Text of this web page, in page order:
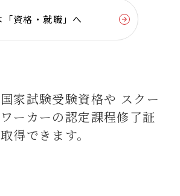
資格・就職」へ
家試験受験資格や スクー
ーカーの認定課程修了証
得できます。